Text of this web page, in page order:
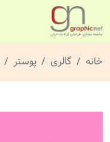
خانه گالری پوستر